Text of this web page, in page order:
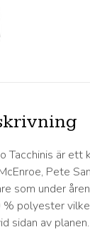
Tacchinis är ett
Pete
som under
polyester
sidan av planen.